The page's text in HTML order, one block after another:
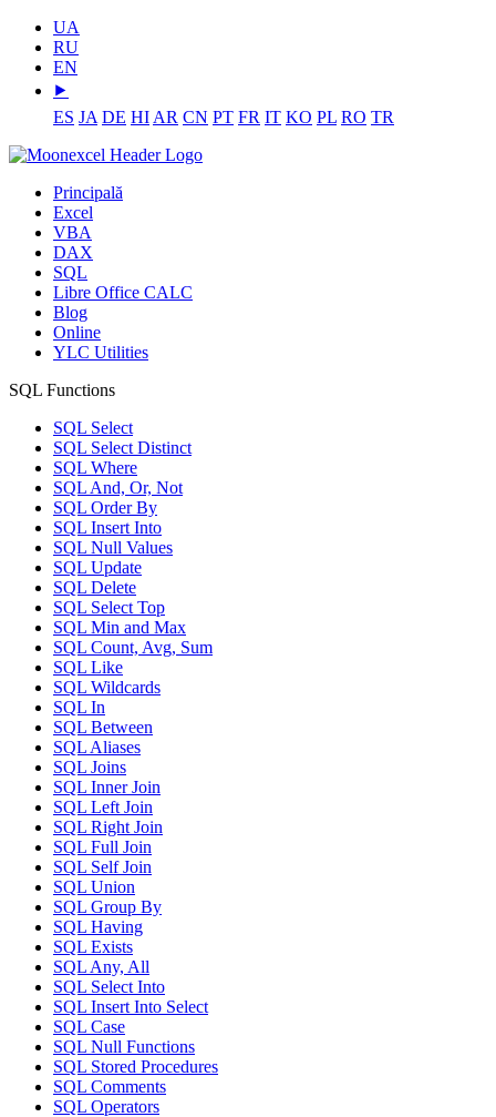
UA
RU
EN
⯈
ES JA DE HI AR CN PT FR IT KO PL RO TR
Principală
Excel
VBA
DAX
SQL
Libre Office CALC
Blog
Online
YLC Utilities
SQL Functions
SQL Select
SQL Select Distinct
SQL Where
SQL And, Or, Not
SQL Order By
SQL Insert Into
SQL Null Values
SQL Update
SQL Delete
SQL Select Top
SQL Min and Max
SQL Count, Avg, Sum
SQL Like
SQL Wildcards
SQL In
SQL Between
SQL Aliases
SQL Joins
SQL Inner Join
SQL Left Join
SQL Right Join
SQL Full Join
SQL Self Join
SQL Union
SQL Group By
SQL Having
SQL Exists
SQL Any, All
SQL Select Into
SQL Insert Into Select
SQL Case
SQL Null Functions
SQL Stored Procedures
SQL Comments
SQL Operators